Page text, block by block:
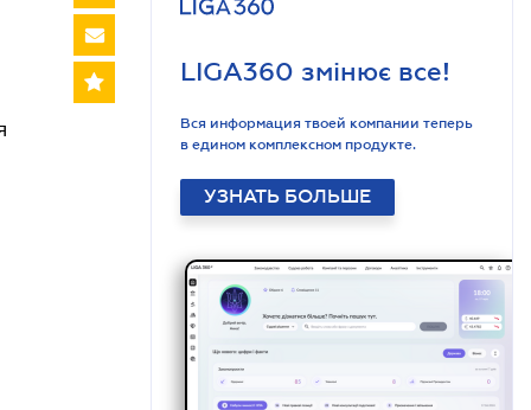
LIGA360 змінює все!
Вся информация твоей компании теперь
в едином комплексном продукте.
УЗНАТЬ БОЛЬШЕ